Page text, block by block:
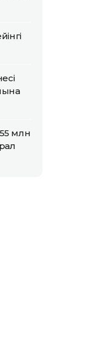
млн